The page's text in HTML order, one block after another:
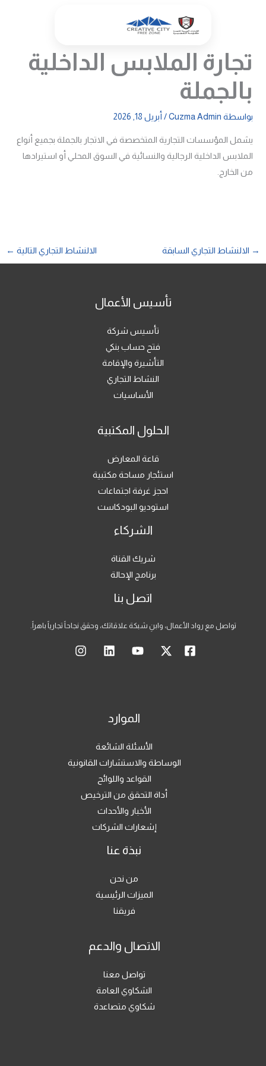
تجارة الملابس الداخلية
بالجملة
بواسطة Cuzma Admin
/ أبريل 18, 2026
يشمل المؤسسات التجارية المتخصصة في الاتجار بالجملة بجميع أنواع
الملابس الداخلية الرجالية والنسائية في السوق المحلي أو استيرادها
من الخارج.
→ الالنشاط التجاري السابقة الالنشاط التجاري التالية ←
تأسيس الأعمال
تأسيس شركة
فتح حساب بنكي
التأشيرة والإقامة
النشاط التجاري
الأساسيات
الحلول المكتبية
قاعة المعارض
استئجار مساحة مكتبية
احجز غرفة اجتماعات
استوديو البودكاست
الشركاء
شريك القناة
برنامج الإحالة
اتصل بنا
تواصل مع رواد الأعمال، وابنِ شبكة علاقاتك، وحقق نجاحاً تجارياً باهراً.
الموارد
الأسئلة الشائعة
الوساطة والاستشارات القانونية
القواعد واللوائح
أداة التحقق من الترخيص
الأخبار والأحداث
إشعارات الشركات
نبذة عنا
من نحن
الميزات الرئيسية
فريقنا
الاتصال والدعم
تواصل معنا
الشكاوي العامة
شكاوي متصاعدة